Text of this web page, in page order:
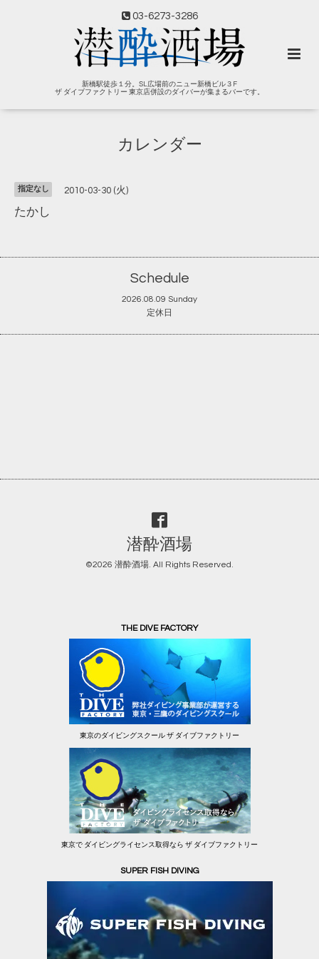
03-6273-3286
新橋駅徒歩１分。SL広場前のニュー新橋ビル３F
ザ ダイブファクトリー 東京店併設のダイバーが集まるバーです。
カレンダー
指定なし 2010-03-30 (火)
たかし
Schedule
2026.08.09 Sunday
定休日
潜酔酒場
©2026 潜酔酒場. All Rights Reserved.
THE DIVE FACTORY
東京のダイビングスクール ザ ダイブファクトリー
東京で ダイビングライセンス取得なら ザ ダイブファクトリー
SUPER FISH DIVING